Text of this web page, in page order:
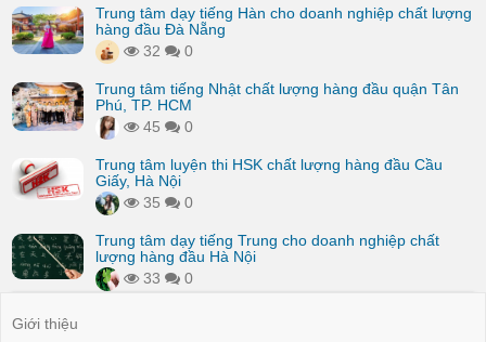
Trung tâm dạy tiếng Hàn cho doanh nghiệp chất lượng
hàng đầu Đà Nẵng
32
0
Trung tâm tiếng Nhật chất lượng hàng đầu quận Tân
Phú, TP. HCM
45
0
Trung tâm luyện thi HSK chất lượng hàng đầu Cầu
Giấy, Hà Nội
35
0
Trung tâm dạy tiếng Trung cho doanh nghiệp chất
lượng hàng đầu Hà Nội
33
0
Giới thiệu